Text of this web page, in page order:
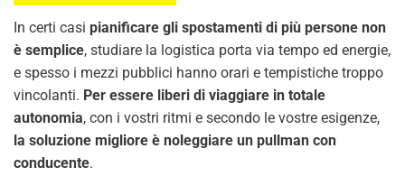
In certi casi pianificare gli spostamenti di più persone non
è semplice, studiare la logistica porta via tempo ed energie,
e spesso i mezzi pubblici hanno orari e tempistiche troppo
vincolanti. Per essere liberi di viaggiare in totale
autonomia, con i vostri ritmi e secondo le vostre esigenze,
la soluzione migliore è noleggiare un pullman con
conducente.